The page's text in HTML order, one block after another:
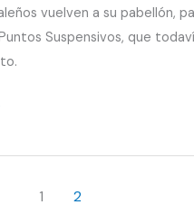
vuelven a su pabellón,
Suspensivos, que
1 2